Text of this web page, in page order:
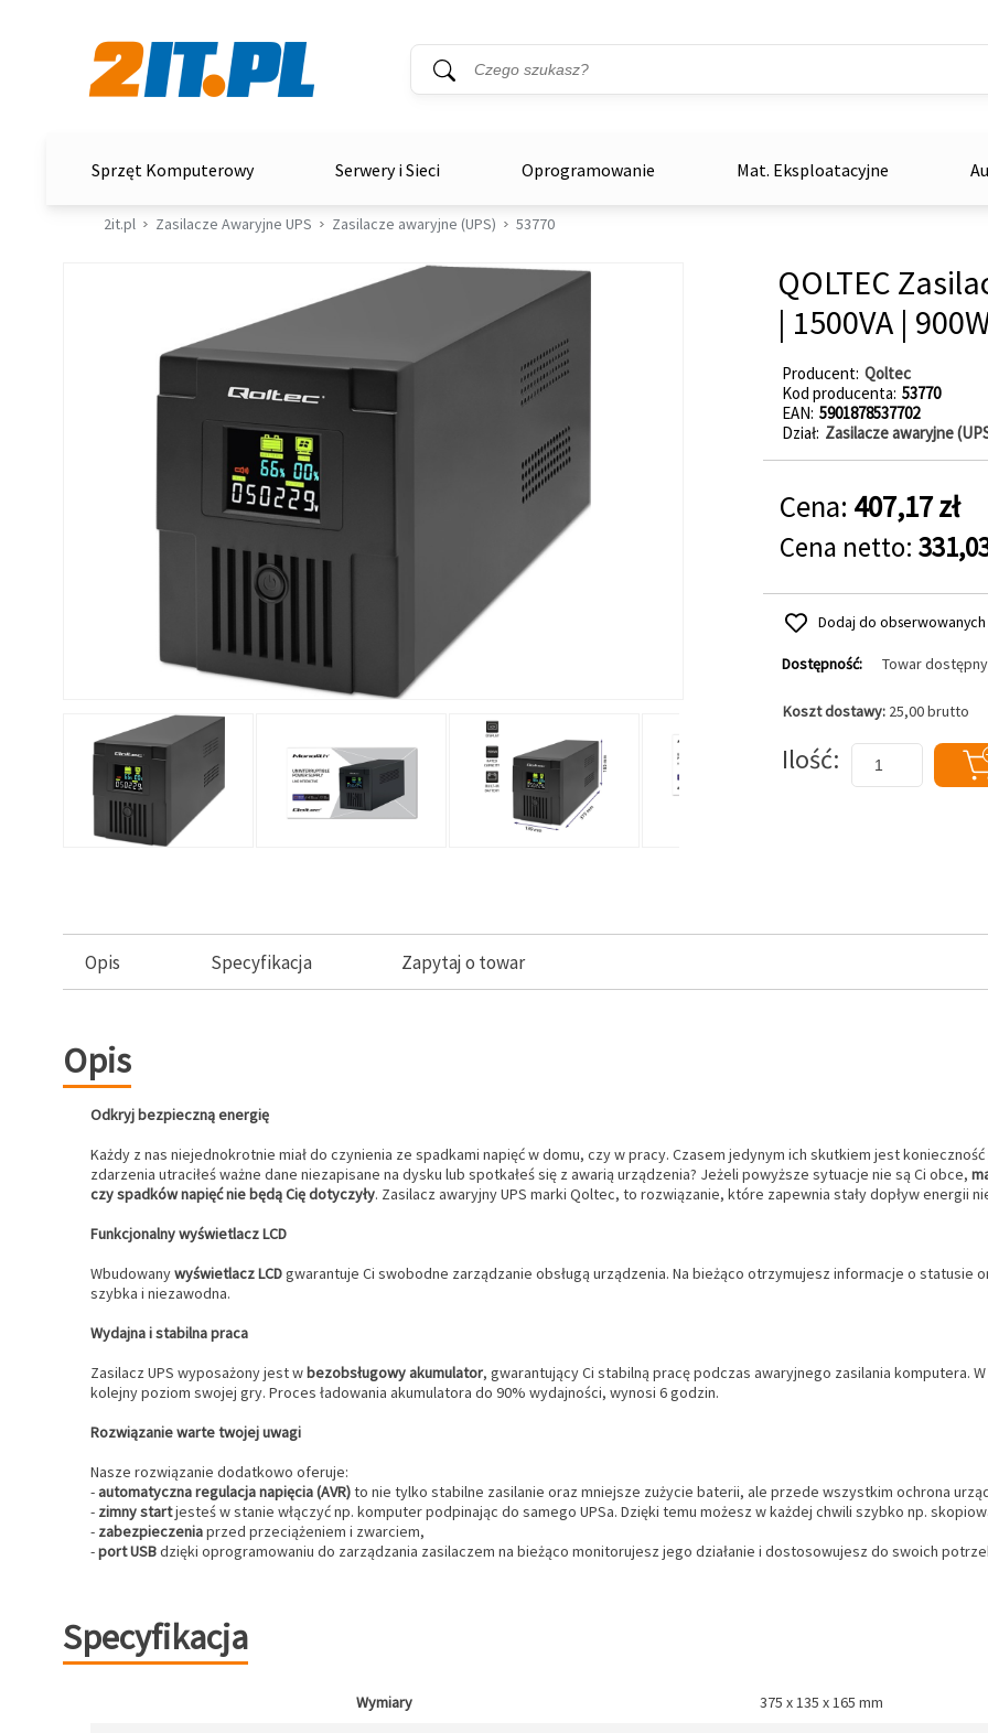
Wyszukiwarka
Słowo kluczowe
Sprzęt Komputerowy Serwery i Sieci Oprogramowanie Mat. Eksploatacyjne
2it.pl Zasilacze Awaryjne UPS Zasilacze awaryjne (UPS) 53770
QOLTEC
| 1500VA |
Producent Qoltec
Kod producenta 53770
EAN 5901878537702
Dział Zasilacze awaryjne
Cena: 407,17 zł
Cena netto:
Dodaj do obserwowanych
Dostępność: Towar dostępny
Koszt dostawy: 25,00 brutto
Ilość
Opis Specyfikacja Zapytaj o towar
Opis
Odkryj bezpieczną energię
Każdy z nas niejednokrotnie miał do czynienia ze spadkami napięć w domu, czy w pracy. Czasem jedynym ich skutkiem jest
zdarzenia utraciłeś ważne dane niezapisane na dysku lub spotkałeś się z awarią urządzenia? Jeżeli powyższe sytuacje nie są Ci obce,
czy spadków napięć nie będą Cię dotyczyły. Zasilacz awaryjny UPS marki Qoltec, to rozwiązanie, które zapewnia stały dopływ energii
Funkcjonalny wyświetlacz LCD
Wbudowanywyświetlacz LCDgwarantuje Ci swobodne zarządzanie obsługą urządzenia. Na bieżąco otrzymujesz informacje o statusie
szybka i niezawodna.
Wydajna i stabilna praca
Zasilacz UPS wyposażony jest wbezobsługowy akumulator, gwarantujący Ci stabilną pracę podczas awaryjnego zasilania komputera.
kolejny poziom swojej gry. Proces ładowania akumulatora do 90% wydajności, wynosi 6 godzin.
Rozwiązanie warte twojej uwagi
Nasze rozwiązanie dodatkowo oferuje:
-automatyczna regulacja napięcia (AVR)to nie tylko stabilne zasilanie oraz mniejsze zużycie baterii, ale przede wszystkim ochrona
- zimny startjesteś w stanie włączyć np. komputer podpinając do samego UPSa. Dzięki temu możesz w każdej chwili szybko np.
- zabezpieczeniaprzed przeciążeniem i zwarciem,
-port USBdzięki oprogramowaniu do zarządzania zasilaczem na bieżąco monitorujesz jego działanie i dostosowujesz do swoich
Specyfikacja
Wymiary 375 x 135 x 165 mm